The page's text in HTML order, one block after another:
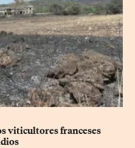
viticultores franceses